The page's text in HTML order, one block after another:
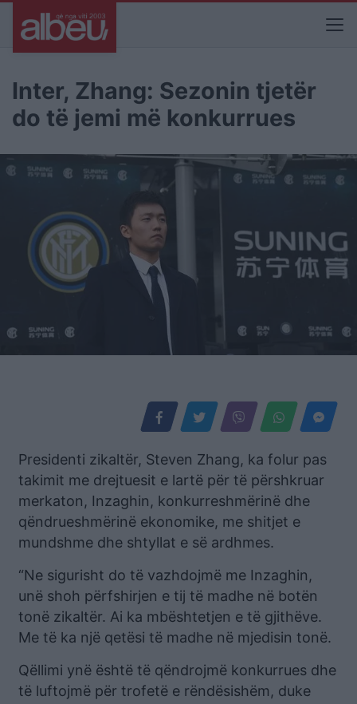
Inter, Zhang: Sezonin tjetër
do të jemi më konkurrues
Presidenti zikaltër, Steven Zhang, ka folur pas
takimit me drejtuesit e lartë për të përshkruar
merkaton, Inzaghin, konkurreshmërinë dhe
qëndrueshmërinë ekonomike, me shitjet e
mundshme dhe shtyllat e së ardhmes.
“Ne sigurisht do të vazhdojmë me Inzaghin,
unë shoh përfshirjen e tij të madhe në botën
tonë zikaltër. Ai ka mbështetjen e të gjithëve.
Me të ka një qetësi të madhe në mjedisin tonë.
Qëllimi ynë është të qëndrojmë konkurrues dhe
të luftojmë për trofetë e rëndësishëm, duke